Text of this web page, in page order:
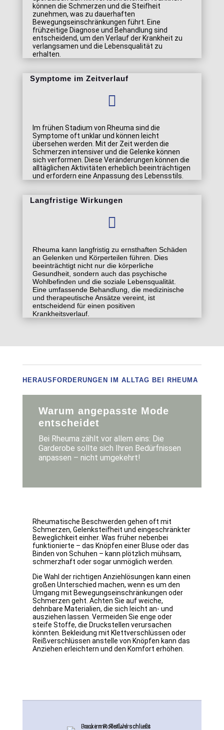
können die Schmerzen und die Steifheit
zunehmen, was zu dauerhaften
Bewegungseinschränkungen führt. Eine
frühzeitige Diagnose und Behandlung sind
entscheidend, um den Verlauf der Krankheit zu
verlangsamen und die Lebensqualität zu
erhalten.
Symptome im Zeitverlauf

Im frühen Stadium von Rheuma sind die
Symptome oft unklar und können leicht
übersehen werden. Mit der Zeit werden die
Schmerzen intensiver und die Gelenke können
sich verformen. Diese Veränderungen können die
alltäglichen Aktivitäten erheblich beeinträchtigen
und erfordern eine Anpassung des Lebensstils.
Langfristige Wirkungen

Rheuma kann langfristig zu ernsthaften Schäden
an Gelenken und Körperteilen führen. Dies
beeinträchtigt nicht nur die körperliche
Gesundheit, sondern auch das psychische
Wohlbefinden und die soziale Lebensqualität.
Eine umfassende Behandlung, die medizinische
und therapeutische Ansätze vereint, ist
entscheidend für einen positiven
Krankheitsverlauf.
HERAUSFORDERUNGEN IM ALLTAG BEI RHEUMA
Warum angepasste Mode
entscheidet
Bei Rheuma zählt vor allem eins: Die
Garderobe sollte sich Ihren Bedürfnissen
anpassen – nicht umgekehrt!
Rheumatische Beschwerden gehen oft mit
Schmerzen, Gelenksteifheit und eingeschränkter
Beweglichkeit einher. Was früher nebenbei
funktionierte – das Knöpfen einer Bluse oder das
Binden von Schuhen – kann plötzlich mühsam,
schmerzhaft oder sogar unmöglich werden.
Die Wahl der richtigen Anziehlösungen kann einen
großen Unterschied machen, wenn es um den
Umgang mit Bewegungseinschränkungen oder
Schmerzen geht. Achten Sie auf weiche,
dehnbare Materialien, die sich leicht an- und
ausziehen lassen. Vermeiden Sie enge oder
steife Stoffe, die Druckstellen verursachen
könnten. Bekleidung mit Klettverschlüssen oder
Reißverschlüssen anstelle von Knöpfen kann das
Anziehen erleichtern und den Komfort erhöhen.